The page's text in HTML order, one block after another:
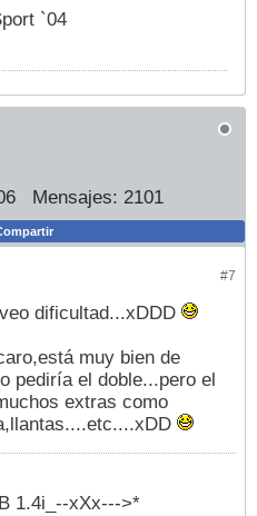
`04
Mensajes: 2101
#7
dificultad...xDDD
muy bien de
pediría el doble...pero el
extras como
1.4i_--xXx--->*